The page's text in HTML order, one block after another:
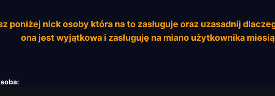
poniżej nick osoby która na to zasługuje oraz uzasadnij
ona jest wyjątkowa i zasługuję na miano użytkownika